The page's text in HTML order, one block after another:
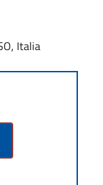
Italia